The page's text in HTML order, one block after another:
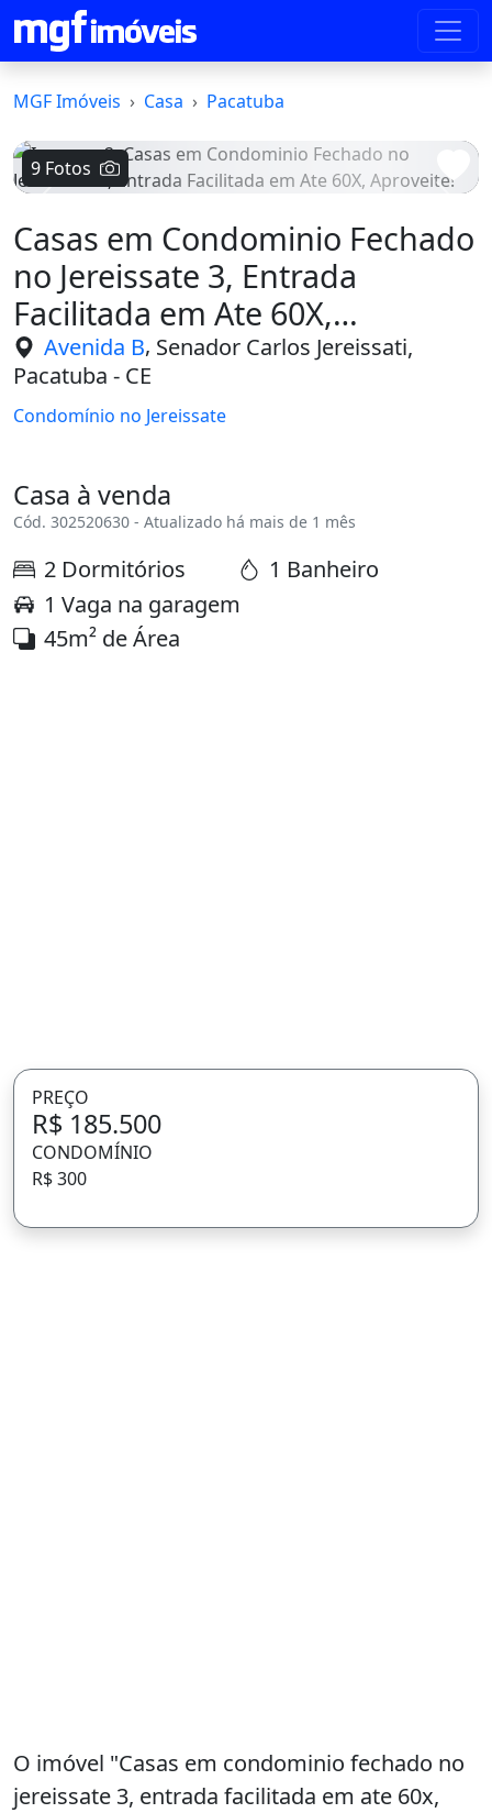
MGF Imóveis Casa Pacatuba
9 Fotos
Casas em Condominio Fechado
no Jereissate 3, Entrada
Facilitada em Ate 60X,
Aproveite!
Avenida B, Senador Carlos Jereissati,
Pacatuba - CE
Condomínio no Jereissate
Casa à venda
Cód. 302520630 - Atualizado há mais de 1 mês
2 Dormitórios
1 Banheiro
1 Vaga na garagem
45m² de Área
PREÇO
R$ 185.500
CONDOMÍNIO
R$ 300
O imóvel "Casas em condominio fechado no
jereissate 3, entrada facilitada em ate 60x,